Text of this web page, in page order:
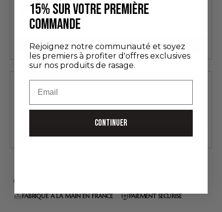
Édition Découverte
Ajouter
FABRIQUÉ À LA MAIN EN FRANCE PAIEMENT SÉCURISÉ
15% SUR VOTRE PREMIÈRE
COMMANDE
Rejoignez notre communauté et soyez
les premiers à profiter d'offres exclusives
sur nos produits de rasage.
CONTINUER